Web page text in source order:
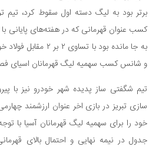
سینما و تئاتر
تلویزیون
موسیقی
چهره‌ها
عکاسی و هنرهای تجسمی
کتاب و کتاب‌خوانی
تاریخ
معماری
برتر بود به لیگ دسته اول سقوط کرد، تیم
کسب عنوان قهرمانی که در هفته‌های پایانی
به جا مانده بود با
و شانس کسب سهمیه لیگ قهرمانان اسیای
تیم شگفتی ساز پدیده شهر خودرو نیز با
سازی تبریز در بازی اخر عنوان ارزشمند
خود را برای سهمیه لیگ قهرمانان آسیا با
جدول در نیمه نهایی و احتمال بالای